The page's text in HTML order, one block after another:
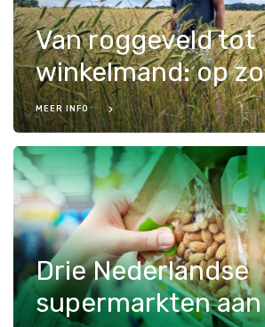
Van roggeveld tot
MEER INFO
Drie Nederlandse